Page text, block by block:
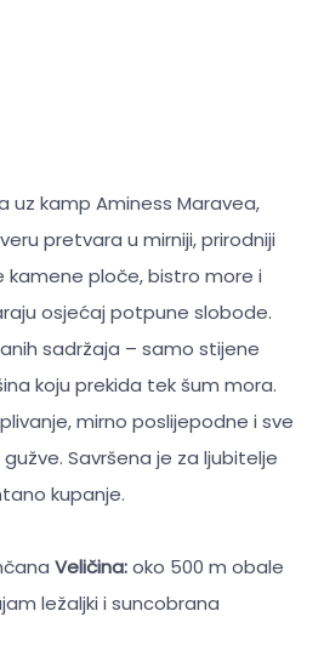
uz kamp Aminess Maravea,
pretvara u mirniji, prirodniji
kamene ploče, bistro more i
osjećaj potpune slobode.
sadržaja – samo stijene
koju prekida tek šum mora.
mirno poslijepodne i sve
Savršena je za ljubitelje
kupanje.
Veličina:oko 500 m obale
ležaljki i suncobrana